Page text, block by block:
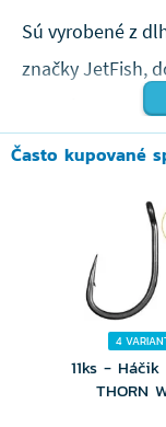
Sú vyrobené z
značky JetFish,
Complex,
značky JetFish.
kapitálnych
Vďaka
môžete teraz
ktorú predtým
boilies.
Často kupované
4
11ks -
THORN